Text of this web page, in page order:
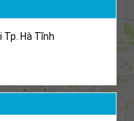
Tp. Hà Tĩnh